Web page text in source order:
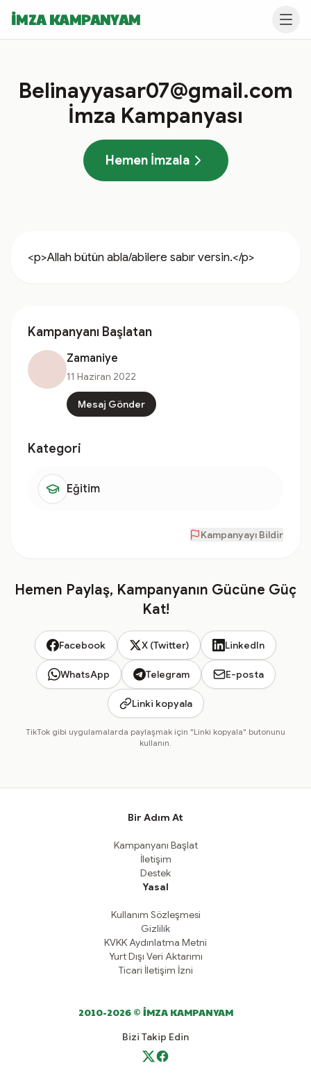
İMZA KAMPANYAM
Belinayyasar07@gmail.com
İmza Kampanyası
Hemen İmzala
<p>Allah bütün abla/abilere sabır versin.</p>
Kampanyanı Başlatan
Zamaniye
11 Haziran 2022
Mesaj Gönder
Kategori
Eğitim
Kampanyayı Bildir
Hemen Paylaş, Kampanyanın Gücüne Güç
Kat!
Facebook X (Twitter) LinkedIn
WhatsApp Telegram E-posta
Linki kopyala
TikTok gibi uygulamalarda paylaşmak için "Linki kopyala" butonunu
kullanın.
Bir Adım At
Kampanyanı Başlat
İletişim
Destek
Yasal
Kullanım Sözleşmesi
Gizlilik
KVKK Aydınlatma Metni
Yurt Dışı Veri Aktarımı
Ticari İletişim İzni
2010-2026 © İMZA KAMPANYAM
Bizi Takip Edin